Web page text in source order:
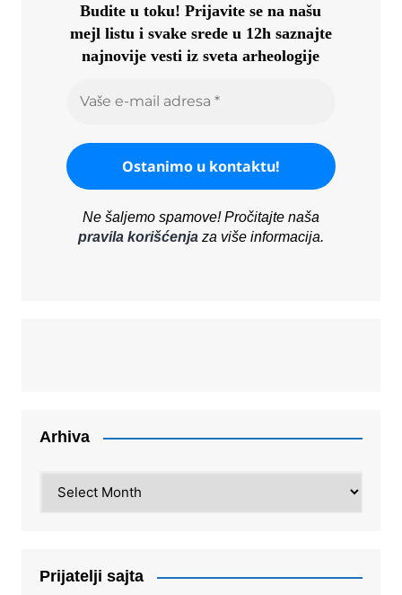
Budite u toku!Prijavite se na našu
mejl listu i svake srede u 12h saznajte
najnovije vesti iz sveta arheologije
Ne šaljemo spamove! Pročitajte naša
pravila korišćenjaza više informacija.
Arhiva
Prijatelji sajta